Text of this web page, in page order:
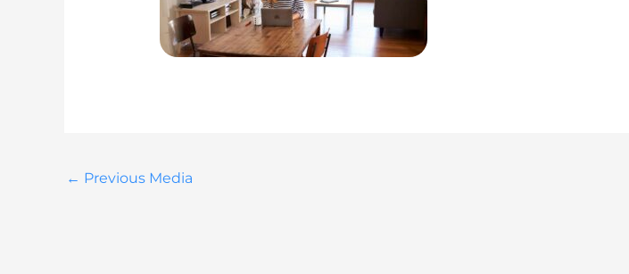
← Previous Media